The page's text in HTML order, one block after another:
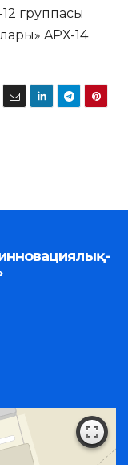
группасы
AРХ-14